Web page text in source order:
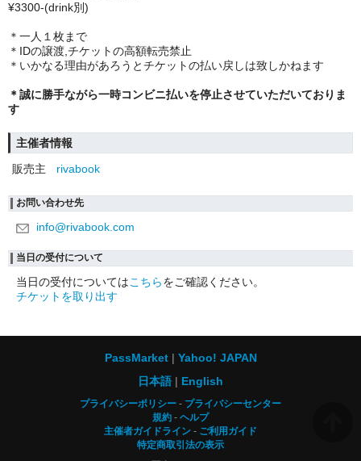
¥3300-(drink別)
＊一人１枚まで
＊IDの譲渡,チケットの高額転売禁止
＊いかなる理由があろうとチケットの払い戻しは致しかねます
＊誠に勝手ながら一時コンビニ払いを停止させていただいておりま
す
主催者情報
販売主
rivabook
お問い合わせ先
info@rivabook.com
当日の受付について
当日の受付についてはこちらをご確認ください。
チケットを取り出す
PassMarket
Yahoo! JAPAN
日本語
English
プライバシーポリシー
プライバシーセンター
規約
ヘルプ
主催者ガイドライン
ご利用ガイド
特定商取引法の表示